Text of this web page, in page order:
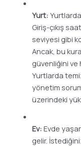
Yurt:
Giriş-çıkış
seviyesi gibi
Ancak, bu
güvenliğini
Yurtlarda
yönetim
üzerindeki
Ev: Evde
gelir.